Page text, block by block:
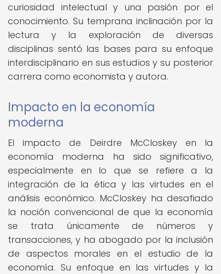
curiosidad intelectual y una pasión por el
conocimiento. Su temprana inclinación por la
lectura y la exploración de diversas
disciplinas sentó las bases para su enfoque
interdisciplinario en sus estudios y su posterior
carrera como economista y autora.
Impacto en la economía
moderna
El impacto de Deirdre McCloskey en la
economía moderna ha sido significativo,
especialmente en lo que se refiere a la
integración de la ética y las virtudes en el
análisis económico. McCloskey ha desafiado
la noción convencional de que la economía
se trata únicamente de números y
transacciones, y ha abogado por la inclusión
de aspectos morales en el estudio de la
economía. Su enfoque en las virtudes y la